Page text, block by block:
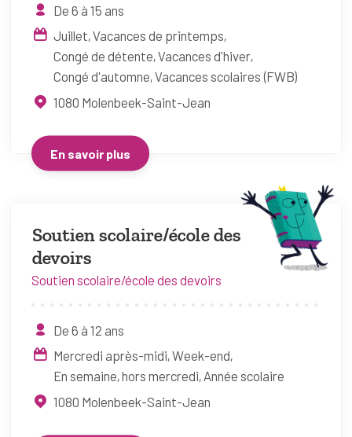
De 6 à 15 ans
Juillet Vacances de printemps
Congé de détente Vacances d'hiver
Congé d'automne Vacances scolaires (FWB)
1080 Molenbeek-Saint-Jean
En savoir plus
Soutien scolaire/école des
devoirs
Soutien scolaire/école des devoirs
De 6 à 12 ans
Mercredi après-midi Week-end
En semaine, hors mercredi Année scolaire
1080 Molenbeek-Saint-Jean